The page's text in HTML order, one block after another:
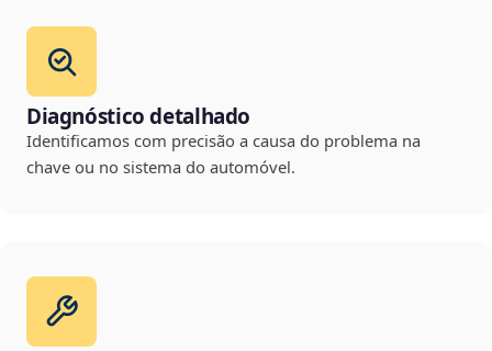
Diagnóstico detalhado
Identificamos com precisão a causa do problema na
chave ou no sistema do automóvel.